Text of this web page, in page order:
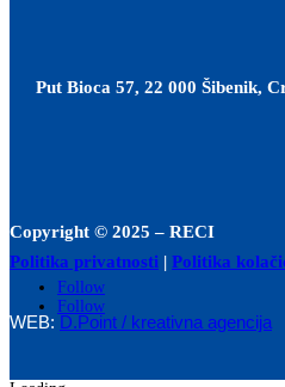
Put Bioca 57, 22 000 Šibenik,
Copyright © 2025 – RECI
Politika privatnosti | Politika
Follow
Follow
WEB: D.Point / kreativna agencija